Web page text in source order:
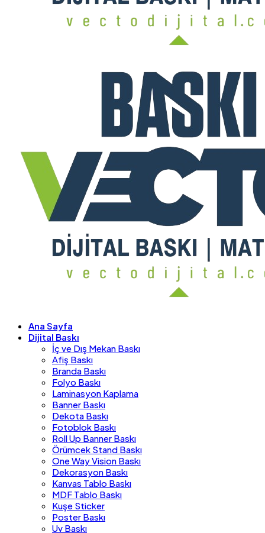
Ana Sayfa
Dijital Baskı
İç ve Dış Mekan Baskı
Afiş Baskı
Branda Baskı
Folyo Baskı
Laminasyon Kaplama
Banner Baskı
Dekota Baskı
Fotoblok Baskı
Roll Up Banner Baskı
Örümcek Stand Baskı
One Way Vision Baskı
Dekorasyon Baskı
Kanvas Tablo Baskı
MDF Tablo Baskı
Kuşe Sticker
Poster Baskı
Uv Baskı